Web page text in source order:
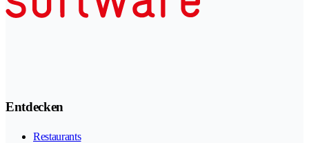
Entdecken
Restaurants